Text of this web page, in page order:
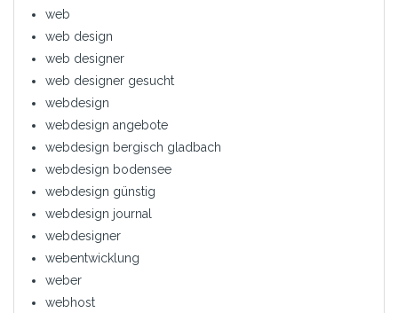
web
web design
web designer
web designer gesucht
webdesign
webdesign angebote
webdesign bergisch gladbach
webdesign bodensee
webdesign günstig
webdesign journal
webdesigner
webentwicklung
weber
webhost